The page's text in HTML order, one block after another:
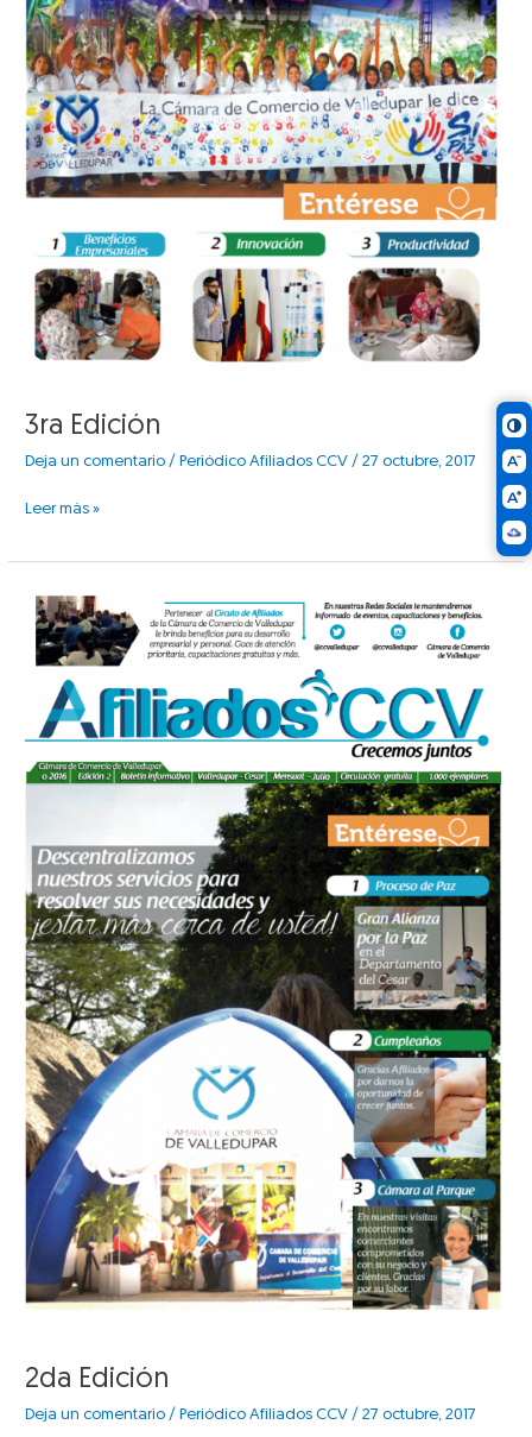
3ra Edición
Deja un comentario / Periódico Afiliados CCV /27 octubre, 2017
Leer más »
2da Edición
Deja un comentario / Periódico Afiliados CCV /27 octubre, 2017
2da
Edición